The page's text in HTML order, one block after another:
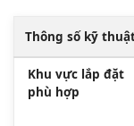
Thông số kỹ
Khu vực lắp đặt
phù hợp